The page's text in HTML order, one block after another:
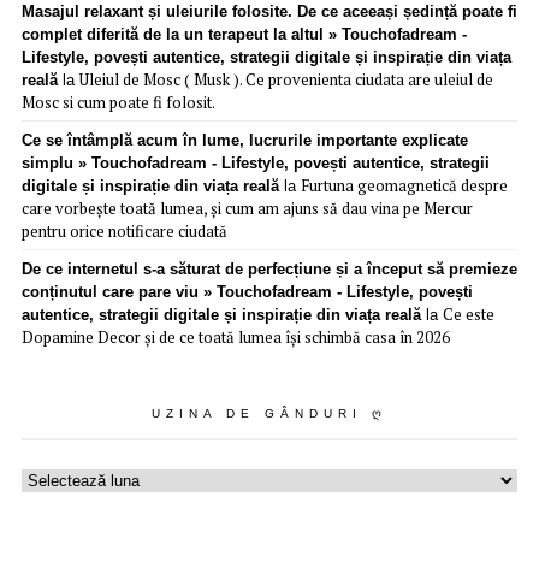
Masajul relaxant și uleiurile folosite. De ce aceeași ședință poate fi
complet diferită de la un terapeut la altul » Touchofadream -
Lifestyle, povești autentice, strategii digitale și inspirație din viața
realălaUleiul de Mosc ( Musk ). Ce provenienta ciudata are uleiul de
Mosc si cum poate fi folosit.
Ce se întâmplă acum în lume, lucrurile importante explicate
simplu » Touchofadream - Lifestyle, povești autentice, strategii
digitale și inspirație din viața realăla Furtuna geomagnetică despre
care vorbește toată lumea, și cum am ajuns să dau vina pe Mercur
pentru orice notificare ciudată
De ce internetul s-a săturat de perfecțiune și a început să premieze
conținutul care pare viu » Touchofadream - Lifestyle, povești
autentice, strategii digitale și inspirație din viața realăla Ce este
Dopamine Decor și de ce toată lumea își schimbă casa în 2026
UZINA DE GÂNDURI Ღ
Uzina